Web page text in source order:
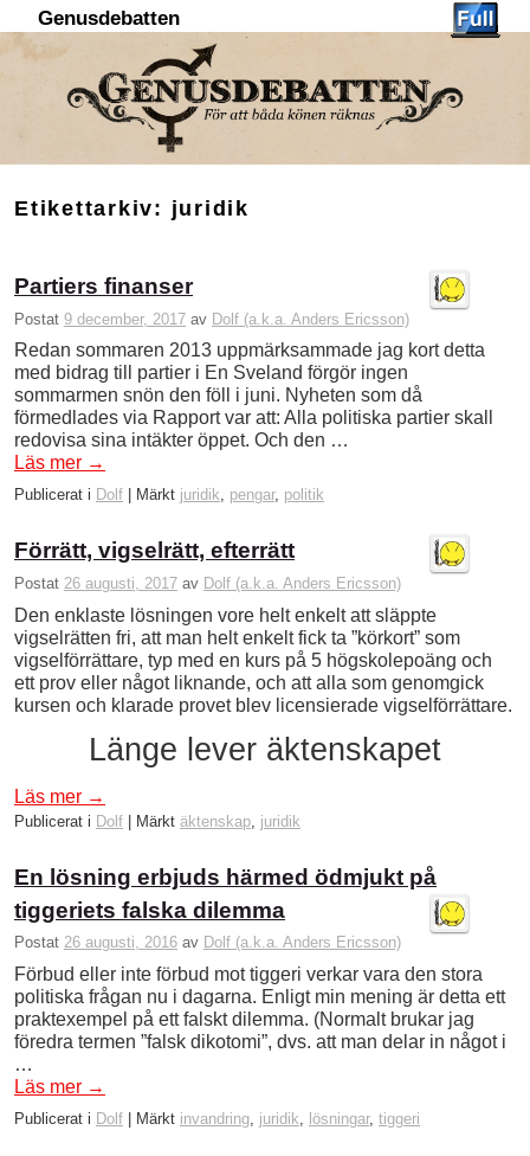
Genusdebatten
Etikettarkiv: juridik
Partiers finanser
Postat 9 december, 2017 av Dolf (a.k.a. Anders Ericsson)
Redan sommaren 2013 uppmärksammade jag kort detta
med bidrag till partier i En Sveland förgör ingen
sommarmen snön den föll i juni. Nyheten som då
förmedlades via Rapport var att: Alla politiska partier skall
redovisa sina intäkter öppet. Och den …
Läs mer →
Publicerat i Dolf Märkt juridik, pengar, politik
Förrätt, vigselrätt, efterrätt
Postat 26 augusti, 2017 av Dolf (a.k.a. Anders Ericsson)
Den enklaste lösningen vore helt enkelt att släppte
vigselrätten fri, att man helt enkelt fick ta ”körkort” som
vigselförrättare, typ med en kurs på 5 högskolepoäng och
ett prov eller något liknande, och att alla som genomgick
kursen och klarade provet blev licensierade vigselförrättare.
Länge lever äktenskapet
Läs mer →
Publicerat i Dolf Märkt äktenskap juridik
En lösning erbjuds härmed ödmjukt på
tiggeriets falska dilemma
Postat 26 augusti, 2016 av Dolf (a.k.a. Anders Ericsson)
Förbud eller inte förbud mot tiggeri verkar vara den stora
politiska frågan nu i dagarna. Enligt min mening är detta ett
praktexempel på ett falskt dilemma. (Normalt brukar jag
föredra termen ”falsk dikotomi”, dvs. att man delar in något i
…
Läs mer →
Publicerat i Dolf Märkt invandring, juridik, lösningar, tiggeri